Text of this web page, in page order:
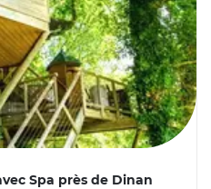
Spa près de Dinan